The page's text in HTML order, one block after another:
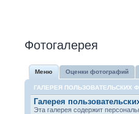
Фотогалерея
Меню Оценки фотографий
ГАЛЕРЕЯ ПОЛЬЗОВАТЕЛЬСКИХ
Галерея
Эта галерея содержит